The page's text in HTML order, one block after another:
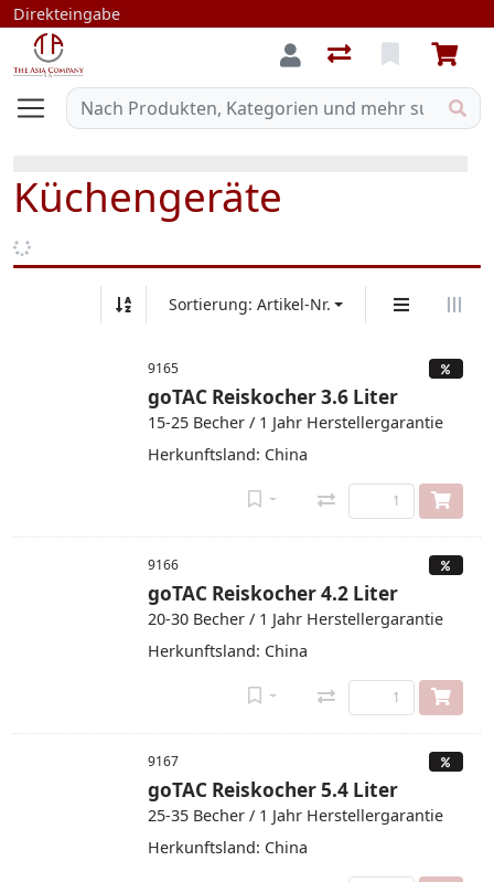
Direkteingabe
Küchengeräte
Sortierung: Artikel-Nr.
9165
goTAC Reiskocher 3.6 Liter
15-25 Becher / 1 Jahr Herstellergarantie
Herkunftsland: China
9166
goTAC Reiskocher 4.2 Liter
20-30 Becher / 1 Jahr Herstellergarantie
Herkunftsland: China
9167
goTAC Reiskocher 5.4 Liter
25-35 Becher / 1 Jahr Herstellergarantie
Herkunftsland: China